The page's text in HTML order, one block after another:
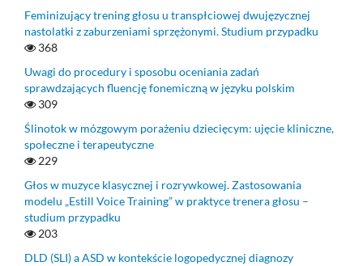
Feminizujący trening głosu u transpłciowej dwujęzycznej
nastolatki z zaburzeniami sprzężonymi. Studium przypadku
368
Uwagi do procedury i sposobu oceniania zadań
sprawdzających fluencję fonemiczną w języku polskim
309
Ślinotok w mózgowym porażeniu dziecięcym: ujęcie kliniczne,
społeczne i terapeutyczne
229
Głos w muzyce klasycznej i rozrywkowej. Zastosowania
modelu „Estill Voice Training” w praktyce trenera głosu –
studium przypadku
203
DLD (SLI) a ASD w kontekście logopedycznej diagnozy